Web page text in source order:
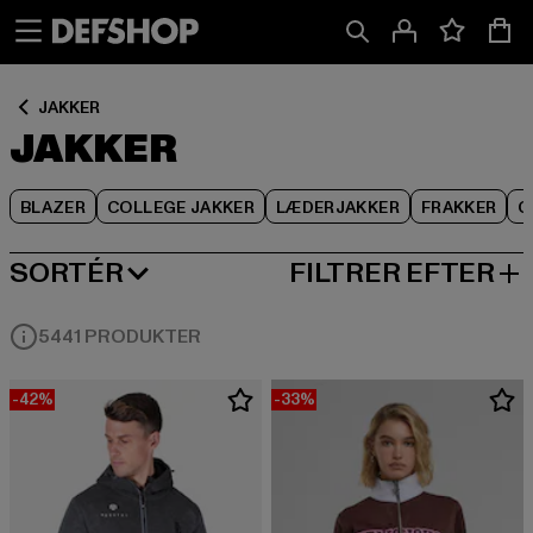
JAKKER
JAKKER
BLAZER COLLEGE JAKKER LÆDERJAKKER FRAKKER
SORTÉR
MEST POPULÆRE FILTRER EFTER
5441 PRODUKTER
-42% -33%